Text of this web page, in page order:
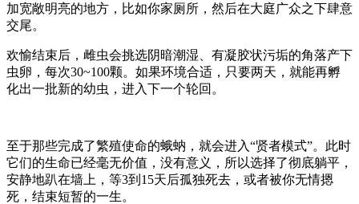
加宽敞明亮的地方，比如你家厕所，然后在大庭广众之下肆意
交尾。
欢愉结束后，雌虫会挑选阴暗潮湿、有凝胶状污垢的角落产下
虫卵，每次30~100颗。如果环境合适，只要两天，就能再孵
化出一批新的幼虫，进入下一个轮回。
至于那些完成了繁殖使命的蛾蚋，就会进入“贤者模式”。此时
它们的生命已经毫无价值，没有意义，所以选择了彻底躺平，
安静地趴在墙上，等3到15天后孤独死去，或者被你无情摁
死，结束短暂的一生。